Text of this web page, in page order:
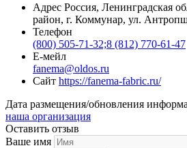
Адрес Россия, Ленинградская
район, г. Коммунар, ул.
Телефон
(800) 505-71-32;8 (812) 770-61-47
Е-мейл
fanema@oldos.ru
Сайт https://fanema-fabric.ru/
Дата размещения/обновления
наша организация
Оставить отзыв
Ваше имя